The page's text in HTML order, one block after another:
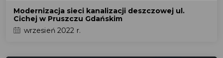
Modernizacja sieci kanalizacji deszczowej ul.
Cichej w Pruszczu Gdańskim
wrzesień 2022 r.